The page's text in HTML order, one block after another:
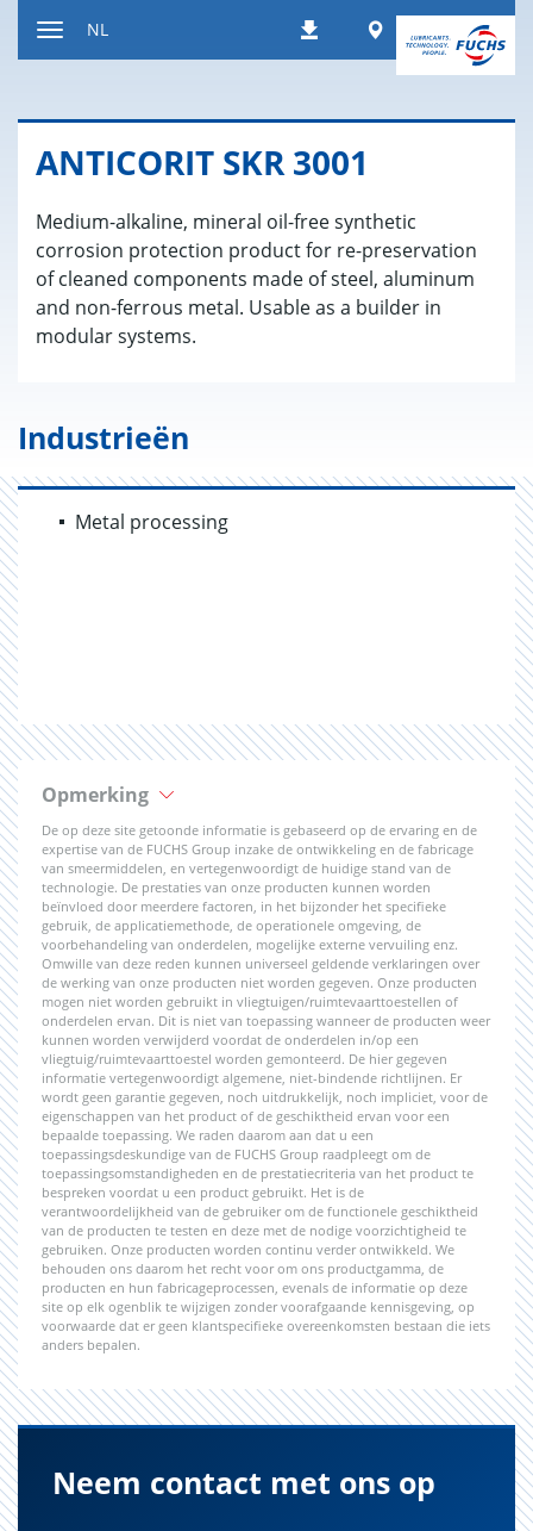
inhoud
DownloadsWorldwide
NL
AN­TI­CO­RIT SKR 3001
Medium-alkaline, mineral oil-free synthetic
corrosion protection product for re-preservation
of cleaned components made of steel, aluminum
and non-ferrous metal. Usable as a builder in
modular systems.
Industrieën
Metal processing
Opmerking
De op deze site getoonde informatie is gebaseerd op de ervaring en de
expertise van de FUCHS Group inzake de ontwikkeling en de fabricage
van smeermiddelen, en vertegenwoordigt de huidige stand van de
technologie. De prestaties van onze producten kunnen worden
beïnvloed door meerdere factoren, in het bijzonder het specifieke
gebruik, de applicatiemethode, de operationele omgeving, de
voorbehandeling van onderdelen, mogelijke externe vervuiling enz.
Omwille van deze reden kunnen universeel geldende verklaringen over
de werking van onze producten niet worden gegeven. Onze producten
mogen niet worden gebruikt in vliegtuigen/ruimtevaarttoestellen of
onderdelen ervan. Dit is niet van toepassing wanneer de producten weer
kunnen worden verwijderd voordat de onderdelen in/op een
vliegtuig/ruimtevaarttoestel worden gemonteerd. De hier gegeven
informatie vertegenwoordigt algemene, niet-bindende richtlijnen. Er
wordt geen garantie gegeven, noch uitdrukkelijk, noch impliciet, voor de
eigenschappen van het product of de geschiktheid ervan voor een
bepaalde toepassing. We raden daarom aan dat u een
toepassingsdeskundige van de FUCHS Group raadpleegt om de
toepassingsomstandigheden en de prestatiecriteria van het product te
bespreken voordat u een product gebruikt. Het is de
verantwoordelijkheid van de gebruiker om de functionele geschiktheid
van de producten te testen en deze met de nodige voorzichtigheid te
gebruiken. Onze producten worden continu verder ontwikkeld. We
behouden ons daarom het recht voor om ons productgamma, de
producten en hun fabricageprocessen, evenals de informatie op deze
site op elk ogenblik te wijzigen zonder voorafgaande kennisgeving, op
voorwaarde dat er geen klantspecifieke overeenkomsten bestaan die iets
anders bepalen.
Neem contact met ons op